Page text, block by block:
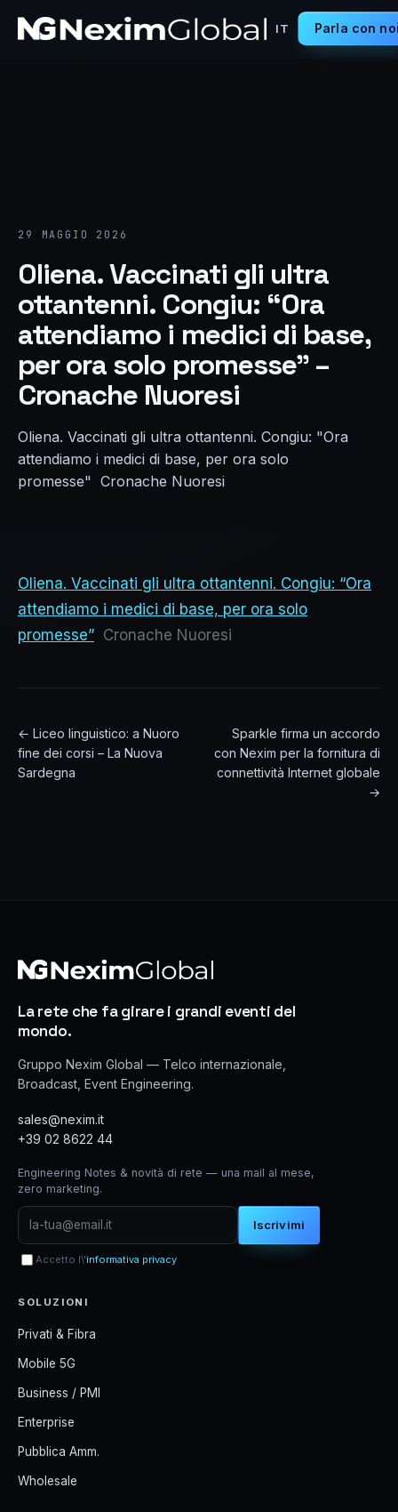
IT Parla con
29 MAGGIO 2026
Oliena. Vaccinati gli ultra
ottantenni. Congiu: “Ora
attendiamo i medici di base,
per ora solo promesse” –
Cronache Nuoresi
Oliena. Vaccinati gli ultra ottantenni. Congiu: "Ora
attendiamo i medici di base, per ora solo
promesse" Cronache Nuoresi
Oliena. Vaccinati gli ultra ottantenni. Congiu: “Ora
attendiamo i medici di base, per ora solo
promesse” Cronache Nuoresi
← Liceo linguistico: a Nuoro
fine dei corsi – La Nuova
Sardegna
Sparkle firma un accordo
con Nexim per la fornitura di
connettività Internet globale
→
La rete che fa girare i grandi eventi del
mondo.
Gruppo Nexim Global — Telco internazionale,
Broadcast, Event Engineering.
sales@nexim.it
+39 02 8622 44
Engineering Notes & novità di rete — una mail al mese,
zero marketing.
Iscrivimi
Accetto l\'informativa privacy
SOLUZIONI
Privati & Fibra
Mobile 5G
Business / PMI
Enterprise
Pubblica Amm.
Wholesale